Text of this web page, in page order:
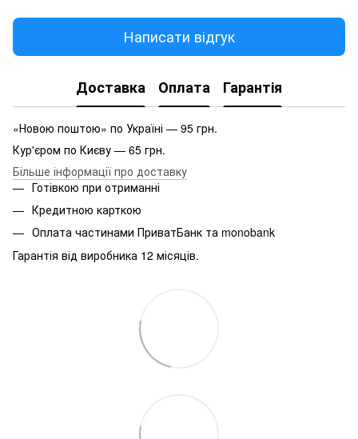
Написати відгук
Доставка Оплата Гарантія
«Новою поштою» по Україні — 95 грн.
Кур'єром по Києву — 65 грн.
Більше інформації про доставку
Готівкою при отриманні
Кредитною карткою
Оплата частинами ПриватБанк та monobank
Гарантія від виробника 12 місяців.